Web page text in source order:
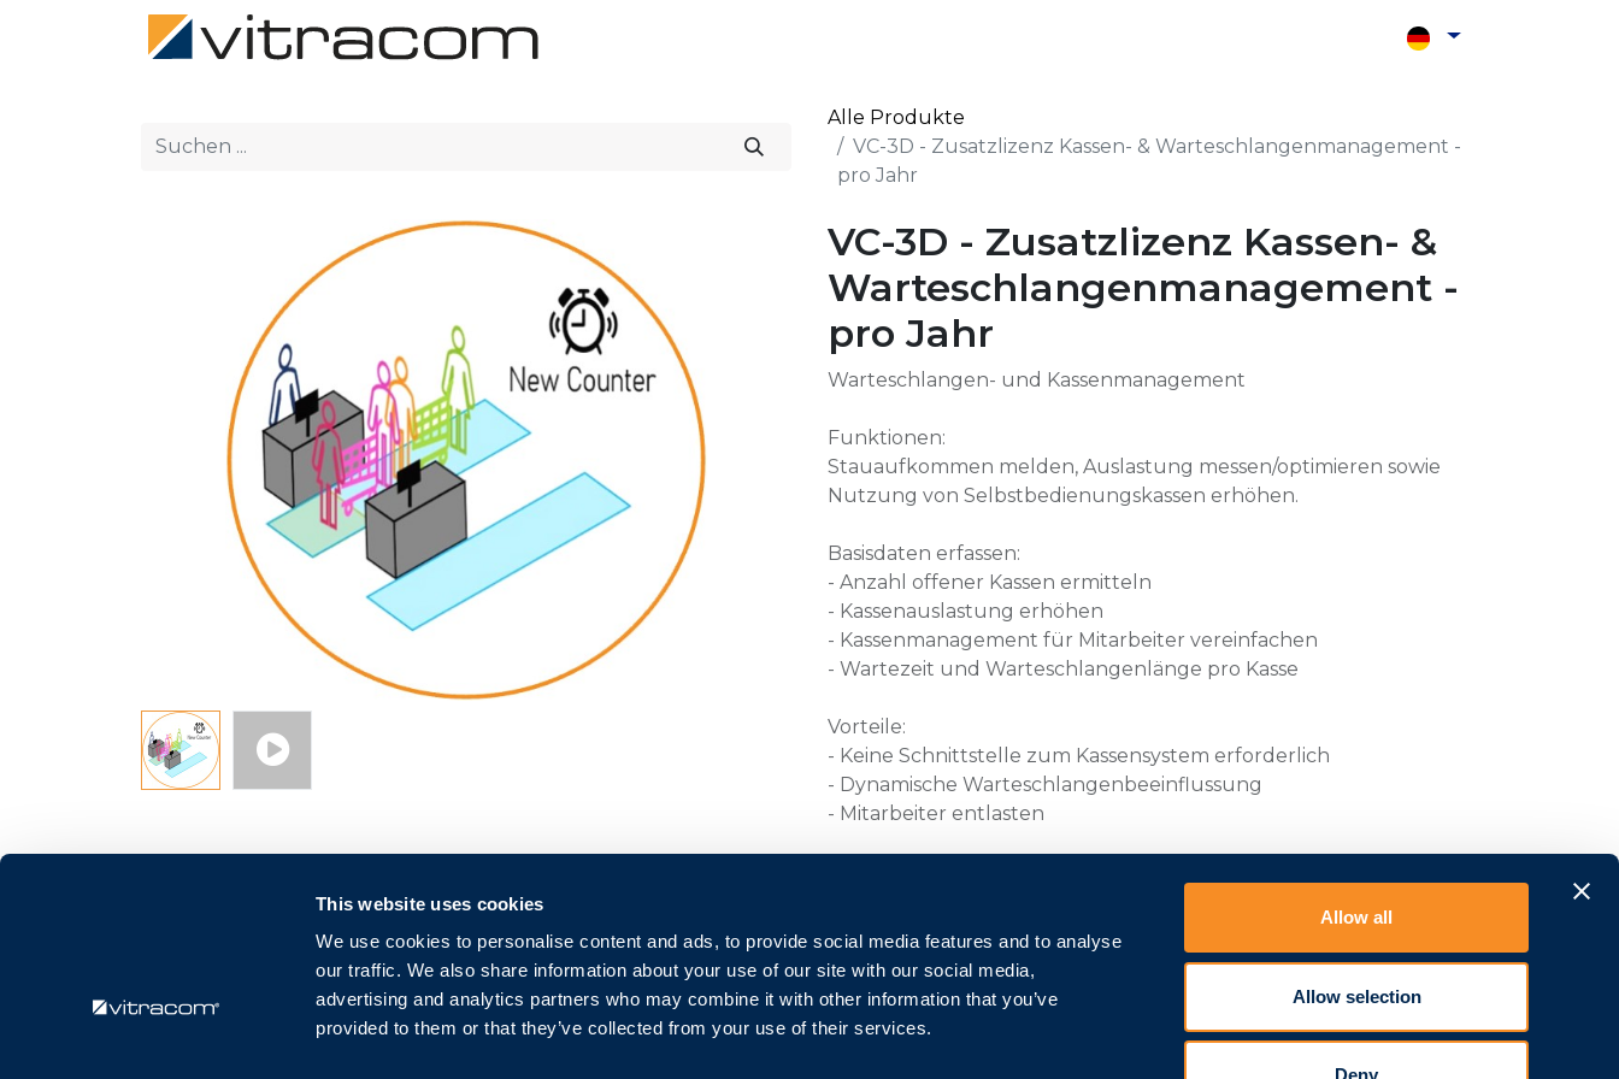
This website uses cookies
We use cookies to personalise content and ads, to provide social media features and to analyse
our traffic. We also share information about your use of our site with our social media,
advertising and analytics partners who may combine it with other information that you’ve
provided to them or that they’ve collected from your use of their services.
Allow all
Allow selection
Deny
Alle Produkte
VC-3D - Zusatzlizenz Kassen- & Warteschlangenmanagement -
pro Jahr
VC-3D - Zusatzlizenz Kassen- &
Warteschlangenmanagement -
pro Jahr
Warteschlangen- und Kassenmanagement
Funktionen:
Stauaufkommen melden, Auslastung messen/optimieren sowie
Nutzung von Selbstbedienungskassen erhöhen.
Basisdaten erfassen:
- Anzahl offener Kassen ermitteln
- Kassenauslastung erhöhen
- Kassenmanagement für Mitarbeiter vereinfachen
- Wartezeit und Warteschlangenlänge pro Kasse
Vorteile:
- Keine Schnittstelle zum Kassensystem erforderlich
- Dynamische Warteschlangenbeeinflussung
- Mitarbeiter entlasten
externer Sensoren erweitert werden kann (Raumbelegung,
300,00€ pro Jahr